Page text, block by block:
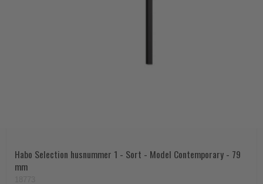
Habo Selection husnummer 1 - Sort - Model Contemporary - 79
mm